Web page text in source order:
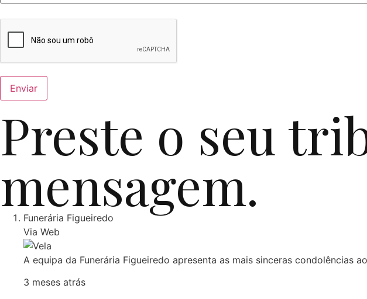
Preste o seu
mensagem.
Funerária Figueiredo
Via Web
A equipa da Funerária Figueiredo apresenta as mais sinceras condolências
3 meses atrás